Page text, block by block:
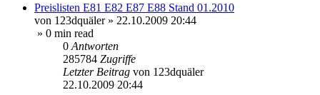
Preislisten E81 E82 E87 E88 Stand 01.2010
von 123dquäler» 22.10.2009 20:44
» 0 min read
0 Antworten
285784 Zugriffe
Letzter Beitrag von 123dquäler
22.10.2009 20:44